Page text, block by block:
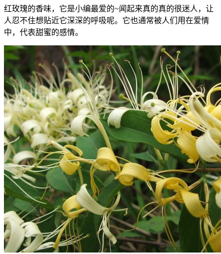
红玫瑰的香味，它是小编最爱的~闻起来真的真的很迷人，让
人忍不住想贴近它深深的呼吸呢。它也通常被人们用在爱情
中，代表甜蜜的感情。